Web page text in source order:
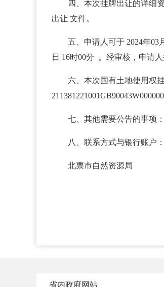
四、本次挂牌出让的详细
出让 文件。
五、申请人可于 2024年03
日 16时00分 。经审核，申请
六、本次国有土地使用权
七、其他需要公告的事项：
八、联系方式与银行账户
北票市自然资源局
省内政府网站